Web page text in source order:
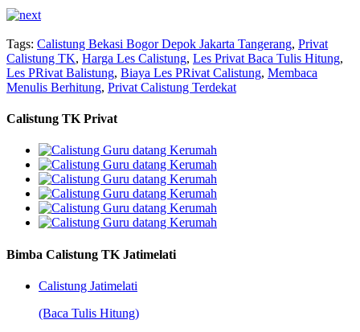
Tags: Calistung Bekasi Bogor Depok Jakarta Tangerang, Privat
Calistung TK, Harga Les Calistung, Les Privat Baca Tulis Hitung,
Les PRivat Balistung, Biaya Les PRivat Calistung, Membaca
Menulis Berhitung, Privat Calistung Terdekat
Calistung TK Privat
Bimba Calistung TK Jatimelati
Calistung Jatimelati
(Baca Tulis Hitung)